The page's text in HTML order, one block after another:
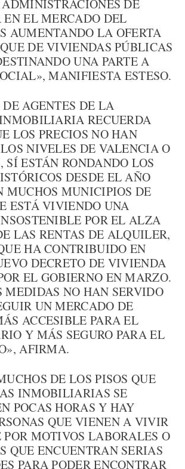
DE
EL MERCADO DEL
AUMENTANDO LA OFERTA
DE VIVIENDAS PÚBLICAS
UNA PARTE A
MANIFIESTA ESTESO.
AGENTES DE LA
RECUERDA
LOS PRECIOS NO HAN
NIVELES DE VALENCIA O
SÍ ESTÁN RONDANDO LOS
DESDE EL AÑO
MUCHOS MUNICIPIOS DE
ESTÁ VIVIENDO UNA
POR EL ALZA
LAS RENTAS DE ALQUILER,
HA CONTRIBUIDO EN
DECRETO DE VIVIENDA
EL GOBIERNO EN MARZO.
MEDIDAS NO HAN SERVIDO
UN MERCADO DE
ACCESIBLE PARA EL
Y MÁS SEGURO PARA EL
AFIRMA.
DE LOS PISOS QUE
INMOBILIARIAS SE
POCAS HORAS Y HAY
QUE VIENEN A VIVIR
MOTIVOS LABORALES O
QUE ENCUENTRAN SERIAS
PARA PODER ENCONTRAR